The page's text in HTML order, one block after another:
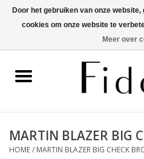
MARTIN BLAZER BIG
HOME/ MARTIN BLAZER BIG CHECK
Door het gebruiken van onze
cookies om onze website te
Meer over